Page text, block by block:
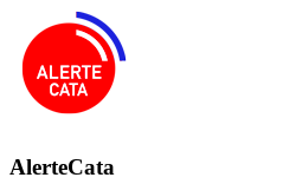
AlerteCata